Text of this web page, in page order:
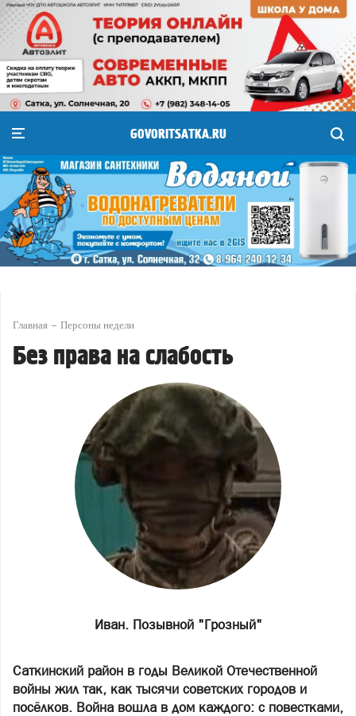
GOVORITSATKA.RU
Главная Персоны недели
Без права на слабость
Иван. Позывной "Грозный"
Саткинский район в годы Великой Отечественной
войны жил так, как тысячи советских городов и
посёлков. Война вошла в дом каждого: с повестками,